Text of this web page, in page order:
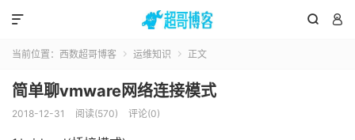
 

当前位置： 西数超哥博客  运维知识  正文
简单聊vmware网络连接模式
2018-12-31 阅读(570) 评论(0)